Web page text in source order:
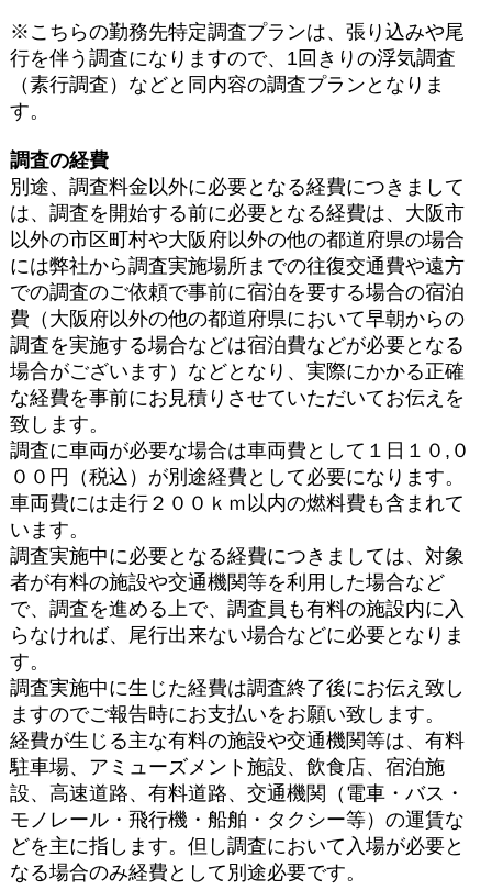
※こちらの勤務先特定調査プランは、張り込みや尾
行を伴う調査になりますので、1回きりの浮気調査
（素行調査）などと同内容の調査プランとなりま
す。
調査の経費
別途、調査料金以外に必要となる経費につきまして
は、調査を開始する前に必要となる経費は、大阪市
以外の市区町村や大阪府以外の他の都道府県の場合
には弊社から調査実施場所までの往復交通費や遠方
での調査のご依頼で事前に宿泊を要する場合の宿泊
費（大阪府以外の他の都道府県において早朝からの
調査を実施する場合などは宿泊費などが必要となる
場合がございます）などとなり、実際にかかる正確
な経費を事前にお見積りさせていただいてお伝えを
致します。
調査に車両が必要な場合は車両費として１日１０,０
００円（税込）が別途経費として必要になります。
車両費には走行２００ｋｍ以内の燃料費も含まれて
います。
調査実施中に必要となる経費につきましては、対象
者が有料の施設や交通機関等を利用した場合など
で、調査を進める上で、調査員も有料の施設内に入
らなければ、尾行出来ない場合などに必要となりま
す。
調査実施中に生じた経費は調査終了後にお伝え致し
ますのでご報告時にお支払いをお願い致します。
経費が生じる主な有料の施設や交通機関等は、有料
駐車場、アミューズメント施設、飲食店、宿泊施
設、高速道路、有料道路、交通機関（電車・バス・
モノレール・飛行機・船舶・タクシー等）の運賃な
どを主に指します。但し調査において入場が必要と
なる場合のみ経費として別途必要です。